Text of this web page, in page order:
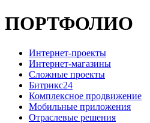
ПОРТФОЛИО
Интернет-проекты
Интернет-магазины
Сложные проекты
Битрикс24
Комплексное продвижение
Мобильные приложения
Отраслевые решения